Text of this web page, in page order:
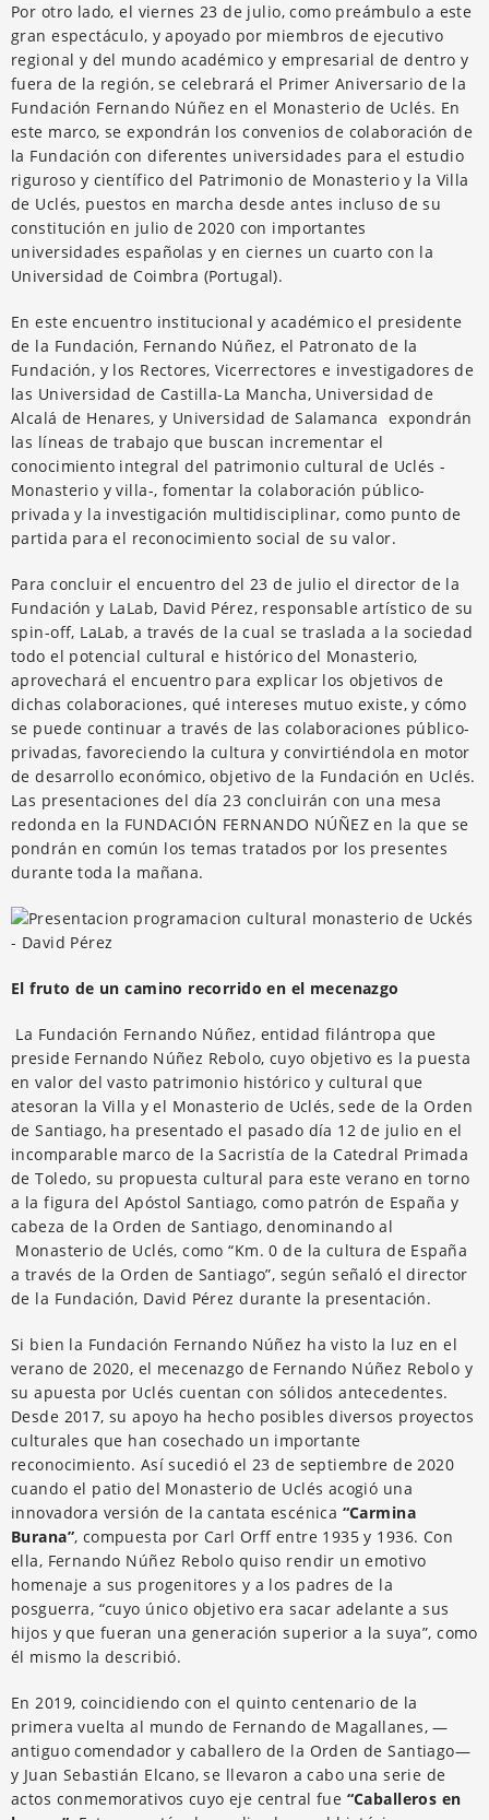
Por otro lado, el viernes 23 de julio, como preámbulo a este
gran espectáculo, y apoyado por miembros de ejecutivo
regional y del mundo académico y empresarial de dentro y
fuera de la región, se celebrará el Primer Aniversario de la
Fundación Fernando Núñez en el Monasterio de Uclés. En
este marco, se expondrán los convenios de colaboración de
la Fundación con diferentes universidades para el estudio
riguroso y científico del Patrimonio de Monasterio y la Villa
de Uclés, puestos en marcha desde antes incluso de su
constitución en julio de 2020 con importantes
universidades españolas y en ciernes un cuarto con la
Universidad de Coimbra (Portugal).
En este encuentro institucional y académico el presidente
de la Fundación, Fernando Núñez, el Patronato de la
Fundación, y los Rectores, Vicerrectores e investigadores de
las Universidad de Castilla-La Mancha, Universidad de
Alcalá de Henares, y Universidad de Salamanca expondrán
las líneas de trabajo que buscan incrementar el
conocimiento integral del patrimonio cultural de Uclés -
Monasterio y villa-, fomentar la colaboración público-
privada y la investigación multidisciplinar, como punto de
partida para el reconocimiento social de su valor.
Para concluir el encuentro del 23 de julio el director de la
Fundación y LaLab, David Pérez, responsable artístico de su
spin-off, LaLab, a través de la cual se traslada a la sociedad
todo el potencial cultural e histórico del Monasterio,
aprovechará el encuentro para explicar los objetivos de
dichas colaboraciones, qué intereses mutuo existe, y cómo
se puede continuar a través de las colaboraciones público-
privadas, favoreciendo la cultura y convirtiéndola en motor
de desarrollo económico, objetivo de la Fundación en Uclés.
Las presentaciones del día 23 concluirán con una mesa
redonda en la FUNDACIÓN FERNANDO NÚÑEZ en la que se
pondrán en común los temas tratados por los presentes
durante toda la mañana.
El fruto de un camino recorrido en el mecenazgo
La Fundación Fernando Núñez, entidad filántropa que
preside Fernando Núñez Rebolo, cuyo objetivo es la puesta
en valor del vasto patrimonio histórico y cultural que
atesoran la Villa y el Monasterio de Uclés, sede de la Orden
de Santiago, ha presentado el pasado día 12 de julio en el
incomparable marco de la Sacristía de la Catedral Primada
de Toledo, su propuesta cultural para este verano en torno
a la figura del Apóstol Santiago, como patrón de España y
cabeza de la Orden de Santiago, denominando al
Monasterio de Uclés, como “Km. 0 de la cultura de España
a través de la Orden de Santiago”, según señaló el director
de la Fundación, David Pérez durante la presentación.
Si bien la Fundación Fernando Núñez ha visto la luz en el
verano de 2020, el mecenazgo de Fernando Núñez Rebolo y
su apuesta por Uclés cuentan con sólidos antecedentes.
Desde 2017, su apoyo ha hecho posibles diversos proyectos
culturales que han cosechado un importante
reconocimiento. Así sucedió el 23 de septiembre de 2020
cuando el patio del Monasterio de Uclés acogió una
innovadora versión de la cantata escénica “Carmina
Burana”, compuesta por Carl Orff entre 1935 y 1936. Con
ella, Fernando Núñez Rebolo quiso rendir un emotivo
homenaje a sus progenitores y a los padres de la
posguerra, “cuyo único objetivo era sacar adelante a sus
hijos y que fueran una generación superior a la suya”, como
él mismo la describió.
En 2019, coincidiendo con el quinto centenario de la
primera vuelta al mundo de Fernando de Magallanes, —
antiguo comendador y caballero de la Orden de Santiago—
y Juan Sebastián Elcano, se llevaron a cabo una serie de
actos conmemorativos cuyo eje central fue “Caballeros en